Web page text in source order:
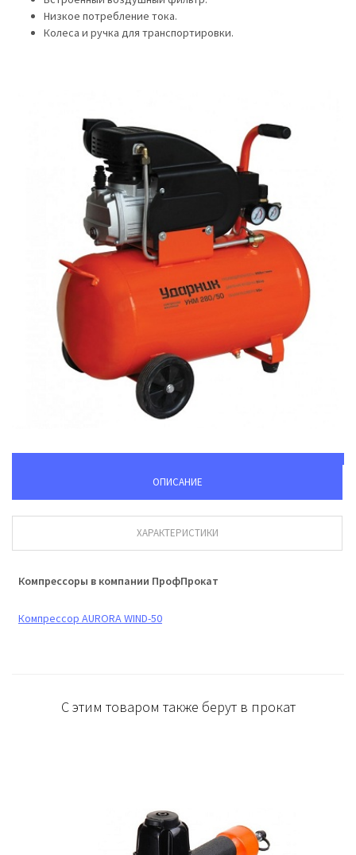
Низкое потребление тока.
Колеса и ручка для транспортировки.
ОПИСАНИЕ
ХАРАКТЕРИСТИКИ
Компрессоры в компании ПрофПрокат
Компрессор AURORA WIND-50
С этим товаром также берут в прокат